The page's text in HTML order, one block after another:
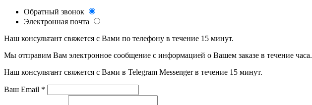
Обратный звонок
Электронная почта
Наш консультант свяжется с Вами по телефону в течение 15 минут.
Мы отправим Вам электронное сообщение с информацией о Вашем заказе в течение часа.
Наш консультант свяжется с Вами в Telegram Messenger в течение 15 минут.
Ваш Email *